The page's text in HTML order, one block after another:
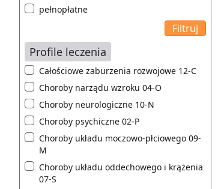
pełnopłatne
Profile leczenia
Całościowe zaburzenia rozwojowe 12-C
Choroby narządu wzroku 04-O
Choroby neurologiczne 10-N
Choroby psychiczne 02-P
Choroby układu moczowo-płciowego 09-
M
Choroby układu oddechowego i krążenia
07-S